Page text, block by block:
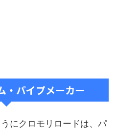
・パイプメーカー
にクロモリロードは、パ